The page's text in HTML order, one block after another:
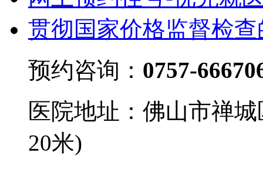
贯彻国家价格监督检
预约咨询： 0757-
医院地址：佛山市禅
20米)